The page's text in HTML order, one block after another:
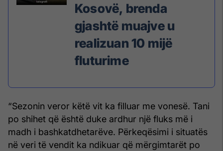
Kosovë, brenda
gjashtë muajve u
realizuan 10 mijë
fluturime
“Sezonin veror këtë vit ka filluar me vonesë. Tani
po shihet që është duke ardhur një fluks më i
madh i bashkatdhetarëve. Përkeqësimi i situatës
në veri të vendit ka ndikuar që mërgimtarët po